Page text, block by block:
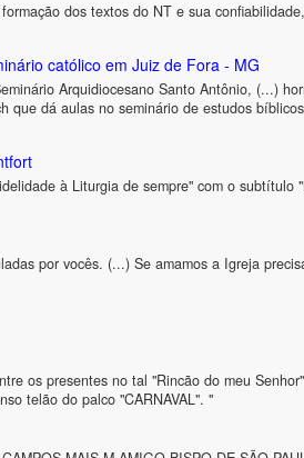
dos textos do NT e sua
católico em Juiz de Fora - MG
Arquidiocesano Santo Antônio, (...)
que dá aulas no seminário de estudos
à Liturgia de sempre" com o subtítulo
por vocês. (...) Se amamos a Igreja
os presentes no tal "Rincão do meu
telão do palco "CARNAVAL". "